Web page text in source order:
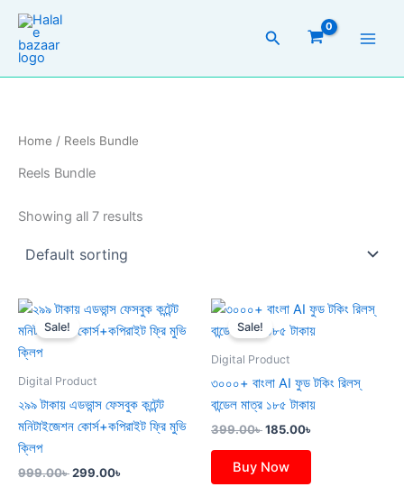
Skip
content
Search
Home / Reels Bundle
Reels Bundle
Showing all 7 results
Sale!
Digital Product
২৯৯ টাকায় এডভান্স ফেসবুক কন্টেন্ট
মনিটাইজেশন কোর্স+কপিরাইট ফ্রি মুভি
ক্লিপ
999.00৳
Original
was:
299.00৳
Current
price
is:
Sale!
Digital Product
৩০০০+ বাংলা AI ফুড টকিং রিলস্
বান্ডেল মাত্র ১৮৫ টাকায়
399.00৳
Original
was:
185.00৳
Current
price
is:
Buy Now